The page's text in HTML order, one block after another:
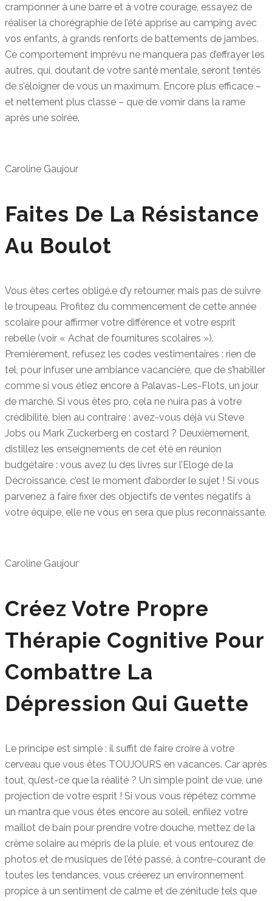
cramponner à une barre et à votre courage, essayez de
réaliser la chorégraphie de l’été apprise au camping avec
vos enfants, à grands renforts de battements de jambes.
Ce comportement imprévu ne manquera pas d’effrayer les
autres, qui, doutant de votre santé mentale, seront tentés
de s’éloigner de vous un maximum. Encore plus efficace –
et nettement plus classe – que de vomir dans la rame
après une soirée.
Caroline Gaujour
Faites De La Résistance
Au Boulot
Vous êtes certes obligé.e d’y retourner, mais pas de suivre
le troupeau. Profitez du commencement de cette année
scolaire pour affirmer votre différence et votre esprit
rebelle (voir « Achat de fournitures scolaires »).
Premièrement, refusez les codes vestimentaires : rien de
tel, pour infuser une ambiance vacancière, que de s’habiller
comme si vous étiez encore à Palavas-Les-Flots, un jour
de marché. Si vous êtes pro, cela ne nuira pas à votre
crédibilité, bien au contraire : avez-vous déjà vu Steve
Jobs ou Mark Zuckerberg en costard ? Deuxièmement,
distillez les enseignements de cet été en réunion
budgétaire : vous avez lu des livres sur l’Eloge de la
Décroissance, c’est le moment d’aborder le sujet ! Si vous
parvenez à faire fixer des objectifs de ventes négatifs à
votre équipe, elle ne vous en sera que plus reconnaissante.
Caroline Gaujour
Créez Votre Propre
Thérapie Cognitive Pour
Combattre La
Dépression Qui Guette
Le principe est simple : il suffit de faire croire à votre
cerveau que vous êtes TOUJOURS en vacances. Car après
tout, qu’est-ce que la réalité ? Un simple point de vue, une
projection de votre esprit ! Si vous vous répétez comme
un mantra que vous êtes encore au soleil, enfilez votre
maillot de bain pour prendre votre douche, mettez de la
crème solaire au mépris de la pluie, et vous entourez de
photos et de musiques de l’été passé, à contre-courant de
toutes les tendances, vous créerez un environnement
propice à un sentiment de calme et de zénitude tels que